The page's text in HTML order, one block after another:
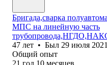
Бригада,сварка
МПС на линейную часть
47 лет • Был 29 июля 2021
Общий опыт
21 год 10 месяцев